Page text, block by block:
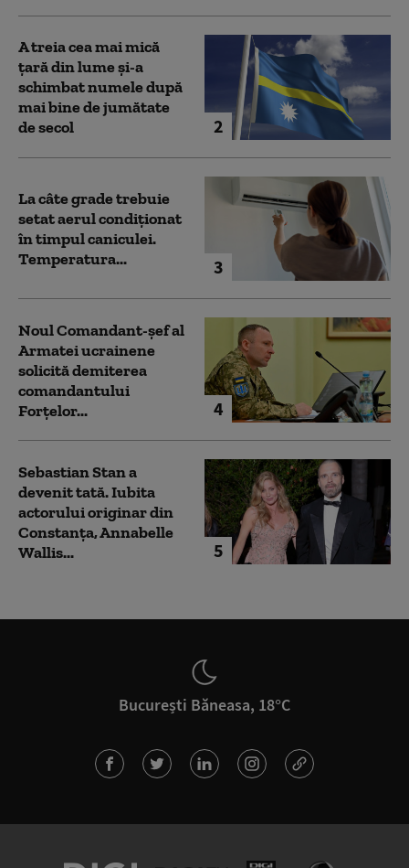
2
A treia cea mai mică
țară din lume și-a
schimbat numele după
mai bine de jumătate
de secol
3
La câte grade trebuie
setat aerul condiționat
în timpul caniculei.
Temperatura...
4
Noul Comandant-șef al
Armatei ucrainene
solicită demiterea
comandantului
Forțelor...
5
Sebastian Stan a
devenit tată. Iubita
actorului originar din
Constanța, Annabelle
Wallis...
București Băneasa, 18°C